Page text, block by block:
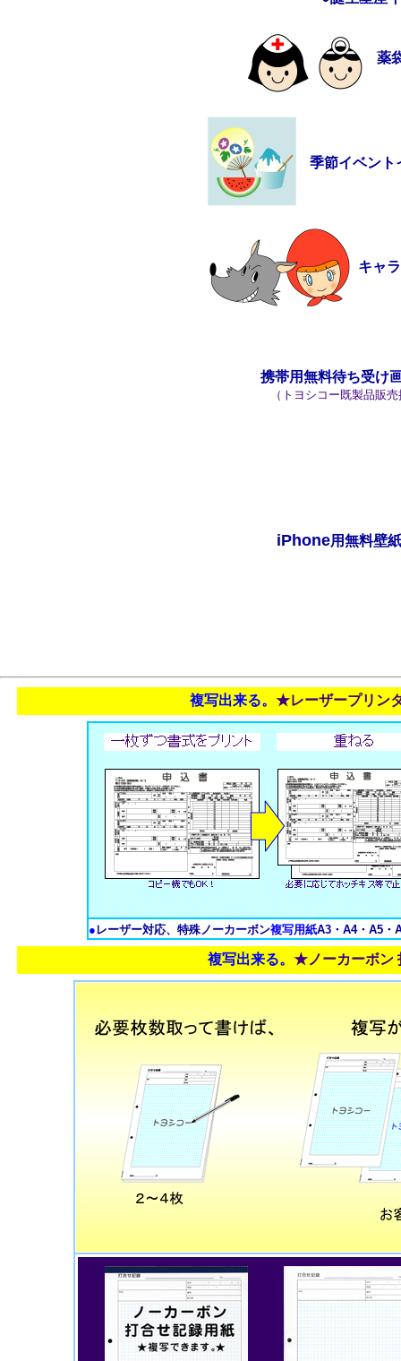
薬
季節イベント
キャ
携帯用無料待ち受け
（トヨシコー既製品販
iPhone用無料壁
複写出来る。 ★レーザープリン
● レーザー対応、特殊ノーカーボン複写用紙A3・A4・A5・
複写出来る。 ★ノーカーボン